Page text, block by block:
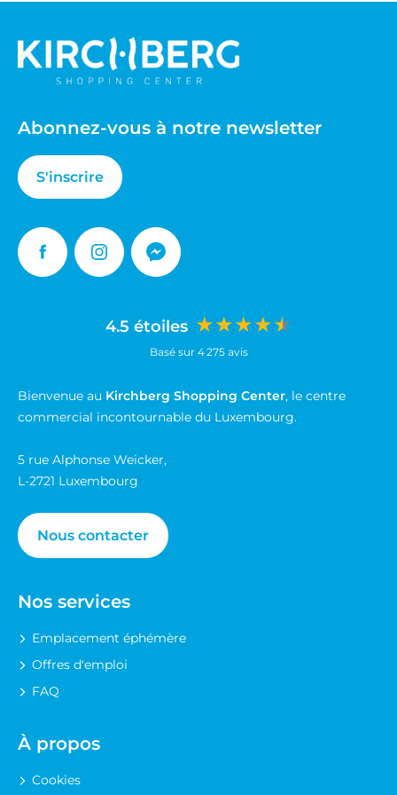
CIGAR HUMIDOR
DESSANGE
EDORA
FOOT LOCKER
GRANDOPTICAL
HIFI INTERNATIONAL
4.5 étoiles ★★★★★
Basé sur 4 275 avis
Bienvenue au Kirchberg Shopping Center, le centre
commercial incontournable du Luxembourg.
5 rue Alphonse Weicker,
L-2721 Luxembourg
Nous contacter
Nos services
Emplacement éphémère
Offres d'emploi
FAQ
À propos
Cookies
Abonnez-vous à notre newsletter
S'inscrire
FacebookInstagramMessenger